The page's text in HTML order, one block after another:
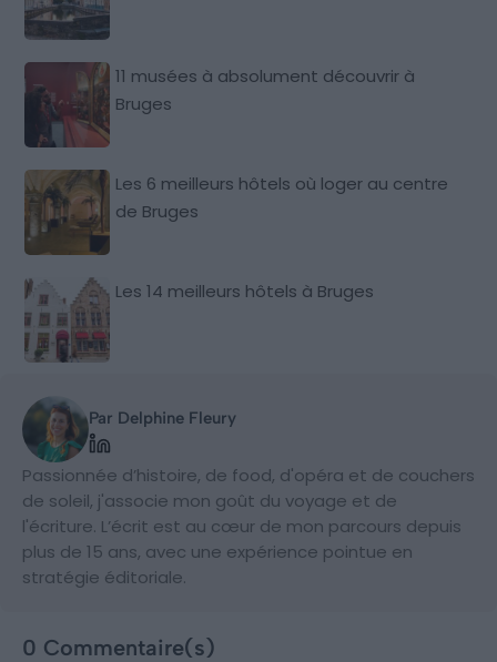
11 musées à absolument découvrir à
Bruges
Les 6 meilleurs hôtels où loger au centre
de Bruges
Les 14 meilleurs hôtels à Bruges
Par Delphine Fleury
Passionnée d’histoire, de food, d'opéra et de couchers
de soleil, j'associe mon goût du voyage et de
l'écriture. L’écrit est au cœur de mon parcours depuis
plus de 15 ans, avec une expérience pointue en
stratégie éditoriale.
0 Commentaire(s)